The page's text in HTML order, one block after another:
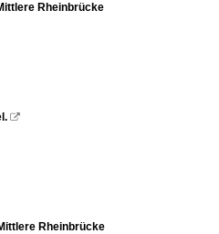
Rheinbrücke

Rheinbrücke